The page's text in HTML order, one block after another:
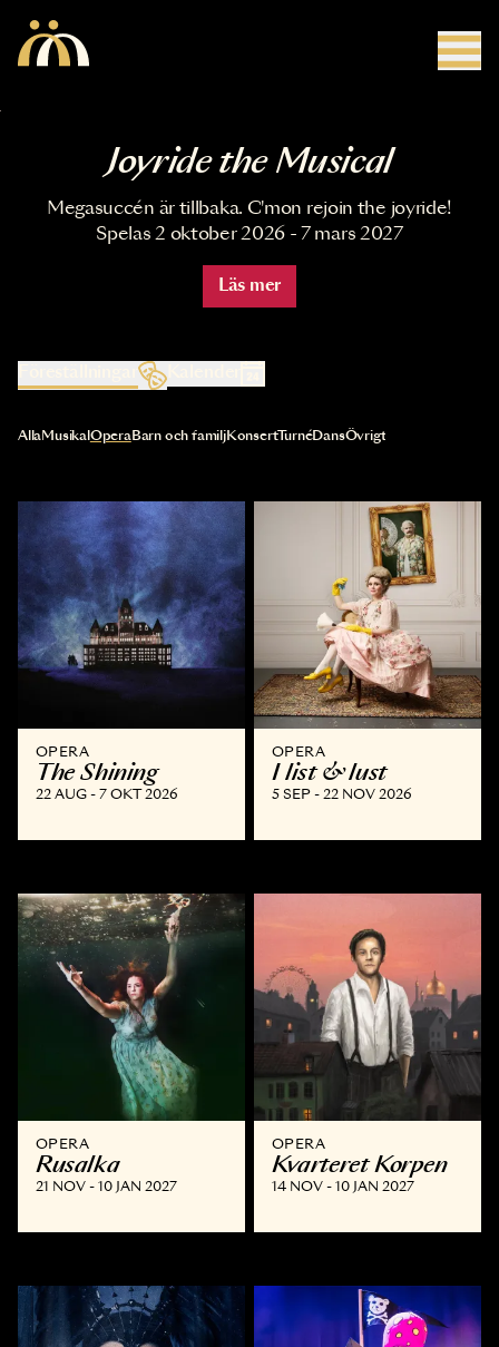
Joyride the Musical
Megasuccén är tillbaka. C'mon rejoin the joyride!
Spelas 2 oktober 2026 - 7 mars 2027
Läs mer
Kalender
Val av kategori uppdaterar innehållet automatiskt
AllaMusikal OperaBarn och familjKonsertTurnéDansÖvrigt
OPERA
The Shining
22 AUG - 7 OKT 2026
OPERA
I list & lust
5 SEP - 22 NOV 2026
OPERA
Rusalka
21 NOV - 10 JAN 2027
OPERA
Kvarteret Korpen
14 NOV - 10 JAN 2027